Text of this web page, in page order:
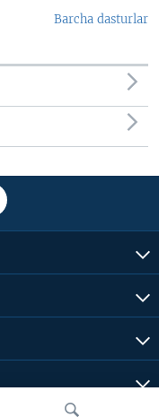
Barcha dasturlar